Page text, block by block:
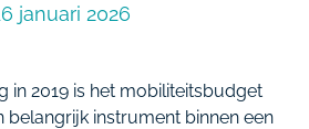
januari 2026
in 2019 is het mobiliteitsbudget
belangrijk instrument binnen een